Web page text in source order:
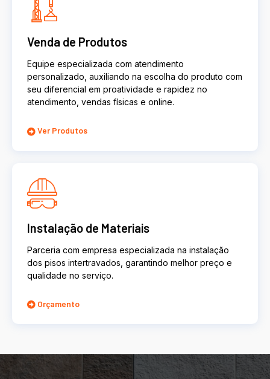
Venda de Produtos
Equipe especializada com atendimento
personalizado, auxiliando na escolha do produto com
seu diferencial em proatividade e rapidez no
atendimento, vendas físicas e online.
Ver Produtos
Instalação de Materiais
Parceria com empresa especializada na instalação
dos pisos intertravados, garantindo melhor preço e
qualidade no serviço.
Orçamento